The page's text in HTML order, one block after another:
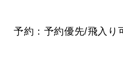
予約： 予約優先/飛入り